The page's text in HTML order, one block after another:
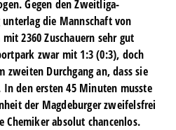
Gegen den Zweitliga-
unterlag die Mannschaft von
2360 Zuschauern sehr gut
zwar mit 1:3 (0:3), doch
Durchgang an, dass sie
den ersten 45 Minuten musste
der Magdeburger zweifelsfrei
absolut chancenlos.